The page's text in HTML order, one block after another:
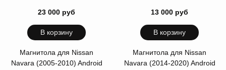
23 000 руб
В корзину
Магнитола для Nissan
Navara (2005-2010) Android
13 000 руб
В корзину
Магнитола для Nissan
Navara (2014-2020) Android